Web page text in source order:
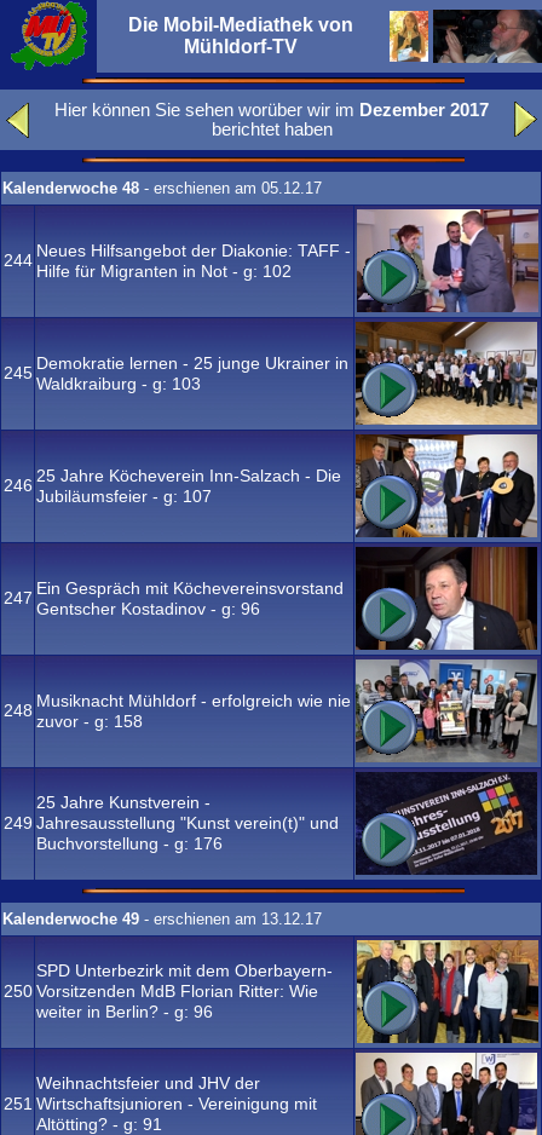
Die Mobil-Mediathek von
Mühldorf-TV
Hier können Sie sehen worüber wir im Dezember 2017
berichtet haben
Kalenderwoche 48 - erschienen am 05.12.17
244 Neues Hilfsangebot der Diakonie: TAFF -
Hilfe für Migranten in Not - g: 102
245 Demokratie lernen - 25 junge Ukrainer in
Waldkraiburg - g: 103
246 25 Jahre Köcheverein Inn-Salzach - Die
Jubiläumsfeier - g: 107
247 Ein Gespräch mit Köchevereinsvorstand
Gentscher Kostadinov - g: 96
248 Musiknacht Mühldorf - erfolgreich wie nie
zuvor - g: 158
249
25 Jahre Kunstverein -
Jahresausstellung "Kunst verein(t)" und
Buchvorstellung - g: 176
Kalenderwoche 49 - erschienen am 13.12.17
250
SPD Unterbezirk mit dem Oberbayern-
Vorsitzenden MdB Florian Ritter: Wie
weiter in Berlin? - g: 96
251
Weihnachtsfeier und JHV der
Wirtschaftsjunioren - Vereinigung mit
Altötting? - g: 91